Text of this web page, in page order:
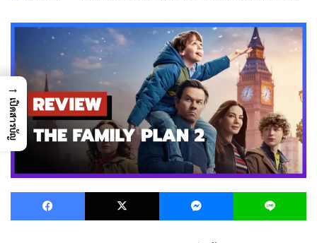
Facebook X Messenger
→
เปิดสารบัญ